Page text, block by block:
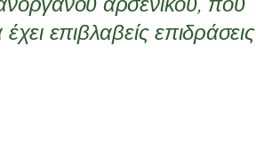
επιβλαβείς επιδράσεις